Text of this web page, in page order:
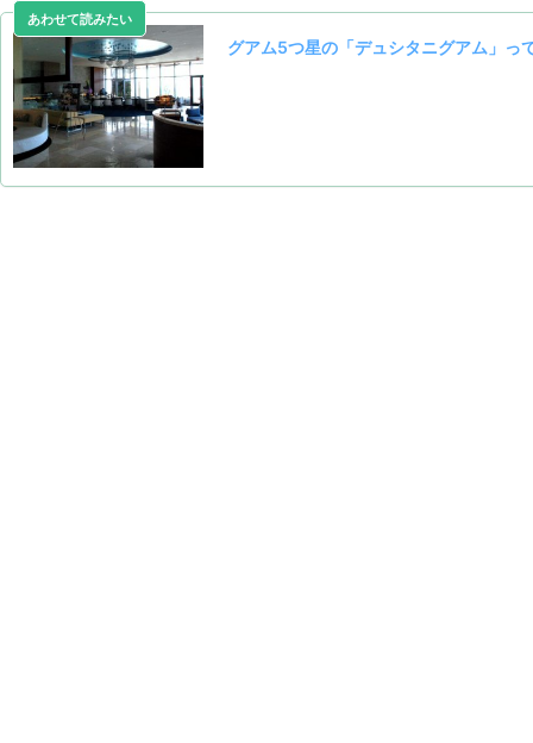
グアム5つ星の「デュシタニグアム」っ